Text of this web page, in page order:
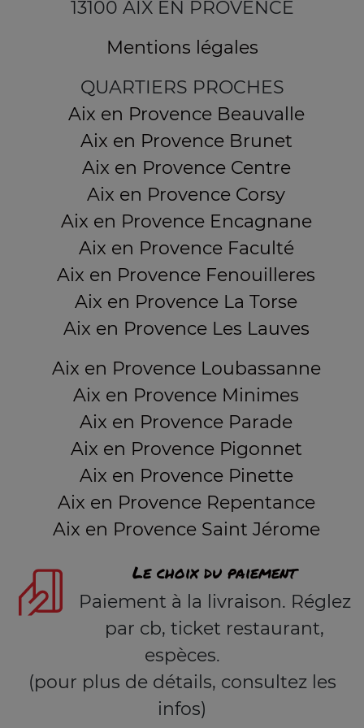
13100 AIX EN PROVENCE
Mentions légales
QUARTIERS PROCHES
Aix en Provence Beauvalle
Aix en Provence Brunet
Aix en Provence Centre
Aix en Provence Corsy
Aix en Provence Encagnane
Aix en Provence Faculté
Aix en Provence Fenouilleres
Aix en Provence La Torse
Aix en Provence Les Lauves
Aix en Provence Loubassanne
Aix en Provence Minimes
Aix en Provence Parade
Aix en Provence Pigonnet
Aix en Provence Pinette
Aix en Provence Repentance
Aix en Provence Saint Jérome
Le choix du paiement
Paiement à la livraison. Réglez
par cb, ticket restaurant,
espèces.
(pour plus de détails, consultez les
infos)